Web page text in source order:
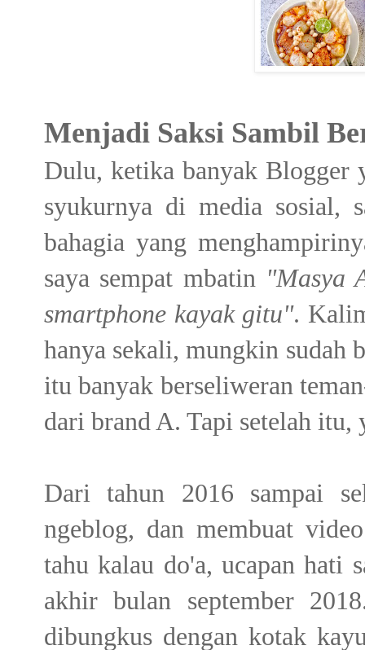
Menjadi Saksi Sambil
Dulu, ketika banyak Blogger
syukurnya di media sosial,
bahagia yang
saya sempat mbatin "Masya
smartphone kayak gitu".
hanya sekali, mungkin sudah
itu banyak berseliweran
dari brand A. Tapi setelah itu,
Dari tahun 2016 sampai
ngeblog, dan membuat
tahu kalau do'a, ucapan hati
akhir bulan september
dibungkus dengan kotak